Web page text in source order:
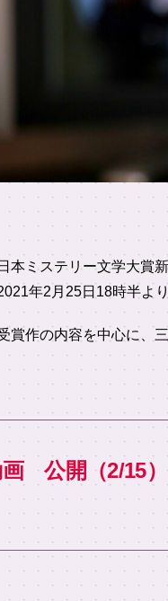
日本ミステリー文学大賞
年2月25日18時半より
賞作の内容を中心に、
画 公開（2/15）